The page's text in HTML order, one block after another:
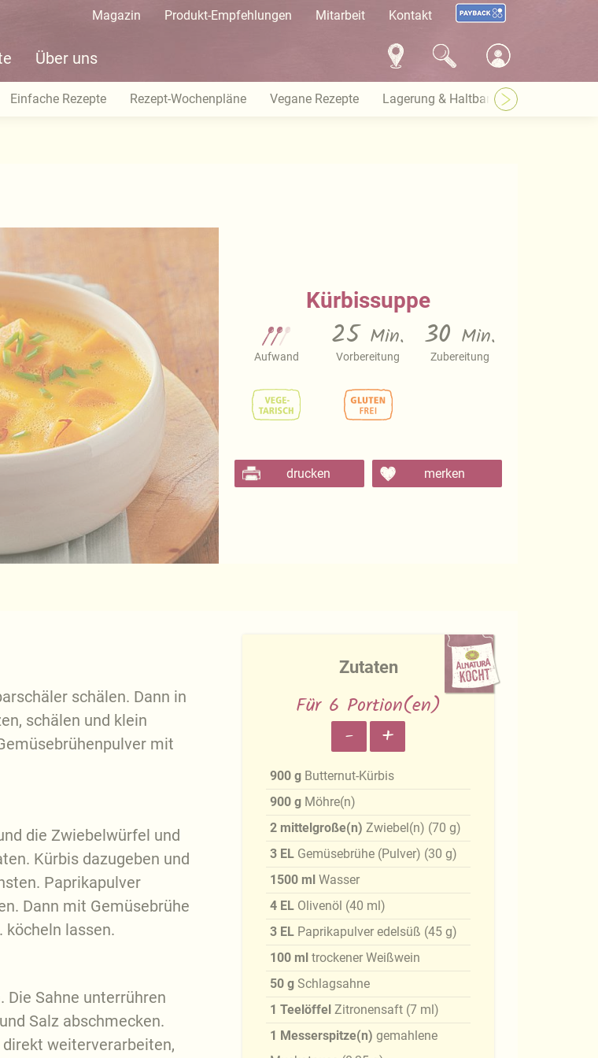
Magazin Produkt-Empfehlungen Mitarbeit Kontakt
Über uns
Einfache Rezepte Rezept-Wochenpläne Vegane Rezepte Lagerung & Haltbarkeit
Kürbissuppe
Aufwand
25 Min.
Vorbereitung
30 Min.
Zubereitung
drucken merken
schälen. Dann in
schälen und klein
mit
die Zwiebelwürfel und
Kürbis dazugeben und
Paprikapulver
Dann mit Gemüsebrühe
köcheln lassen.
Sahne unterrühren
Salz abschmecken.
weiterverarbeiten,
Zutaten
Für 6 Portion(en)
- +
900 g Butternut-Kürbis
900 g Möhre(n)
2 mittelgroße(n) Zwiebel(n) (70 g)
3 EL Gemüsebrühe (Pulver) (30 g)
1500 ml Wasser
4 EL Olivenöl (40 ml)
3 EL Paprikapulver edelsüß (45 g)
100 ml trockener Weißwein
50 g Schlagsahne
1 Teelöffel Zitronensaft (7 ml)
1 Messerspitze(n) gemahlene